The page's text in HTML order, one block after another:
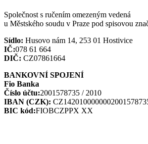
Společnost s ručením omezeným vedená
u Městského soudu v Praze pod spisovou
Sídlo: Husovo nám 14, 253 01 Hostivice
IČ:078 61 664
DIČ: CZ07861664
BANKOVNÍ SPOJENÍ
Fio Banka
Číslo účtu:2001578735 / 2010
IBAN (CZK):
BIC kód:FIOBCZPPX XX